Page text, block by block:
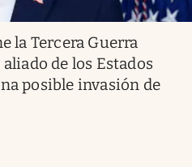
la Tercera Guerra
de los Estados
posible invasión de